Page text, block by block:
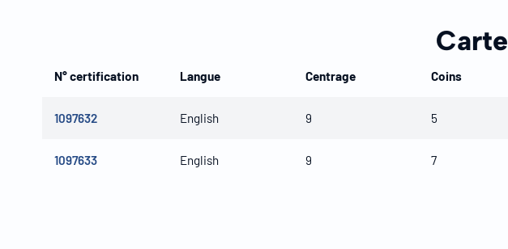
N° certification Langue Centrage Coins
1097632 English 9 5
1097633 English 9 7